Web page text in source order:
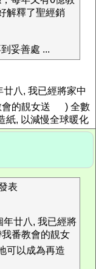
解釋了聖經銷
妥善處 ...
八, 我已經將家中
的靚女送
) 全數
紙, 以減慢全球暖化
表
年廿八, 我已經將
番教會的靚女
可以成為再造